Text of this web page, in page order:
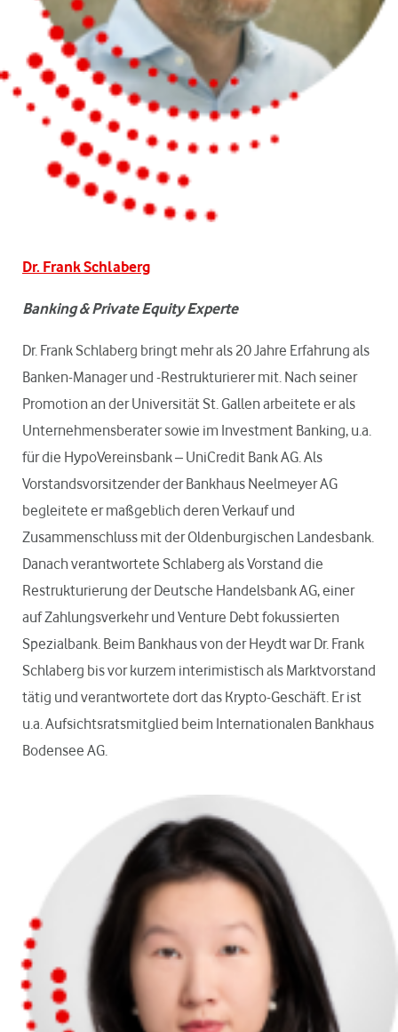
Dr. Frank Schlaberg
Banking & Private Equity Experte
Dr. Frank Schlaberg bringt mehr als 20 Jahre Erfahrung als
Banken-Manager und -Restrukturierer mit. Nach seiner
Promotion an der Universität St. Gallen arbeitete er als
Unternehmensberater sowie im Investment Banking, u.a.
für die HypoVereinsbank – UniCredit Bank AG. Als
Vorstandsvorsitzender der Bankhaus Neelmeyer AG
begleitete er maßgeblich deren Verkauf und
Zusammenschluss mit der Oldenburgischen Landesbank.
Danach verantwortete Schlaberg als Vorstand die
Restrukturierung der Deutsche Handelsbank AG, einer
auf Zahlungsverkehr und Venture Debt fokussierten
Spezialbank. Beim Bankhaus von der Heydt war Dr. Frank
Schlaberg bis vor kurzem interimistisch als Marktvorstand
tätig und verantwortete dort das Krypto-Geschäft. Er ist
u.a. Aufsichtsratsmitglied beim Internationalen Bankhaus
Bodensee AG.